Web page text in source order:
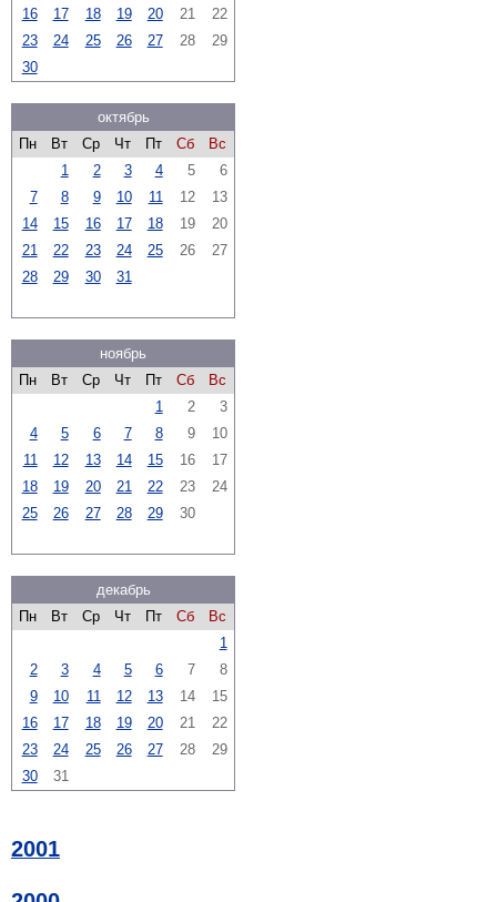
16
17 18 19 20 21
22
23
24 25 26 27 28
29
30
октябрь
Пн
Вт Ср Чт Пт Сб
Вс
1
2 3 4 5
6
7
8 9 10 11 12
13
14
15 16 17 18 19
20
21
22 23 24 25 26
27
28
29 30 31
ноябрь
Пн
Вт Ср Чт Пт Сб
Вс
1
2
3
4
5 6 7 8 9
10
11
12 13 14 15 16
17
18
19 20 21 22 23
24
25
26 27 28 29 30
декабрь
Пн
Вт Ср Чт Пт Сб
Вс
1
2
3 4 5 6 7
8
9
10 11 12 13 14
15
16
17 18 19 20 21
22
23
24 25 26 27 28
29
30
31
2001